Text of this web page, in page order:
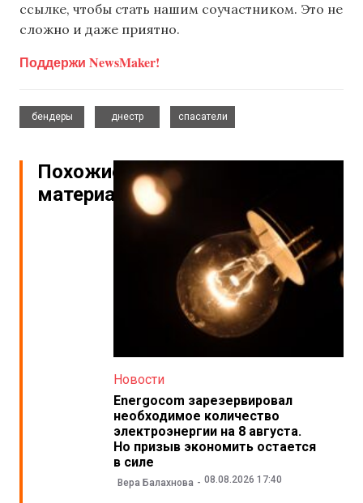
ссылке, чтобы стать нашим соучастником. Это не
сложно и даже приятно.
Поддержи NewsMaker!
бендеры
днестр
спасатели
Похожие
материалы
Новости
Energocom зарезервировал
необходимое количество
электроэнергии на 8 августа.
Но призыв экономить остается
в силе
Вера Балахнова 08.08.2026 17:40